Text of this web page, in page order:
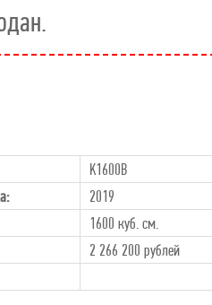
K1600B
2019
1600 куб. см.
2 266 200 рублей